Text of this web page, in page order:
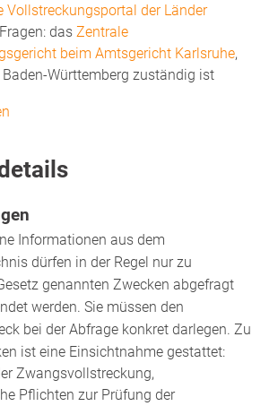
Vollstreckungsportal der Länder
das Zentrale
beim Amtsgericht Karlsruhe,
Württemberg zuständig ist
Informationen aus dem
dürfen in der Regel nur zu
genannten Zwecken abgefragt
werden. Sie müssen den
bei der Abfrage konkret darlegen. Zu
ist eine Einsichtnahme gestattet:
Zwangsvollstreckung,
Pflichten zur Prüfung der